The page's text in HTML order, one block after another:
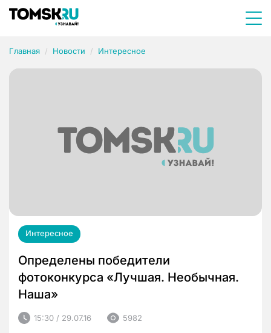
Главная Новости Интересное
Интересное
Определены победители
фотоконкурса «Лучшая. Необычная.
Наша»
15:30 / 29.07.16 5982